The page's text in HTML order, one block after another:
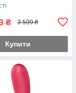
₴ 3 599 ₴
Купити